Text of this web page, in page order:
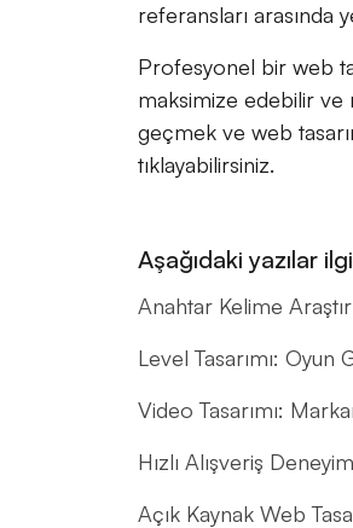
referansları
Profesyonel bir web
maksimize edebilir ve
geçmek ve web
tıklayabilirsiniz.
Aşağıdaki yazılar
Anahtar Kelime
Level Tasarımı:
Video Tasarımı:
Hızlı Alışveriş
Açık Kaynak Web